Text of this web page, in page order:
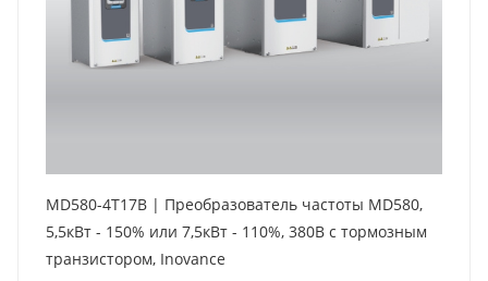
MD580-4T17B | Преобразователь частоты MD580,
5,5кВт - 150% или 7,5кВт - 110%, 380В с тормозным
транзистором, Inovance